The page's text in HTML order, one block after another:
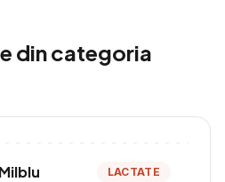
din categoria
LACTATE